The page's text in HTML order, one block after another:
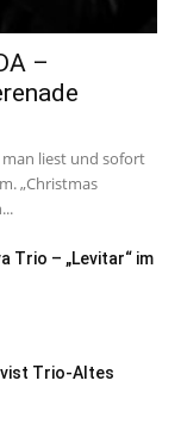
–
man liest und sofort
„Christmas
Trio – „Levitar“ im
Trio-Altes